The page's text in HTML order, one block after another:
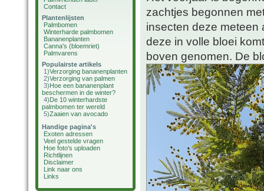
Contact
Plantenlijsten
Palmbomen
Winterharde palmbomen
Bananenplanten
Canna's (bloemriet)
Palmvarens
Populairste artikels
1)Verzorging bananenplanten
2)Verzorging van palmen
3)Hoe een bananenplant
beschermen in de winter?
4)De 10 winterhardste
palmbomen ter wereld
5)Zaaien van avocado
Handige pagina's
Exoten adressen
Veel gestelde vragen
Hoe foto's uploaden
Richtlijnen
Disclaimer
Link naar ons
Links
zachtjes begonnen
insecten deze meteen
deze in volle bloei
boven genomen. De